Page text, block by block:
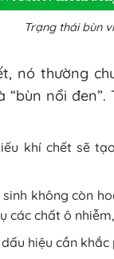
Trạng thái bùn
nó thường
“bùn nổi
khí chết sẽ
không còn
các chất ô
hiệu cần